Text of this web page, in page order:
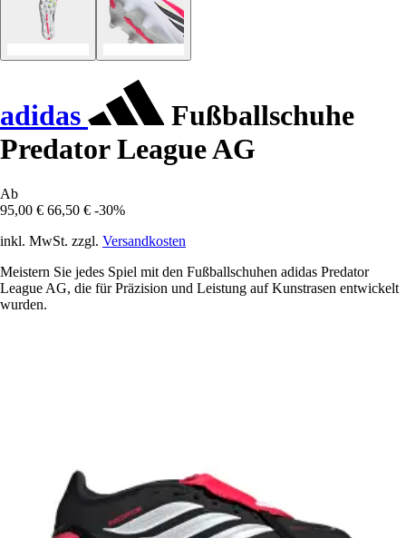
adidas
Fußballschuhe
Predator League AG
Ab
95,00 € 66,50 € -30%
inkl. MwSt. zzgl. Versandkosten
Meistern Sie jedes Spiel mit den Fußballschuhen adidas Predator
League AG, die für Präzision und Leistung auf Kunstrasen entwickelt
wurden.